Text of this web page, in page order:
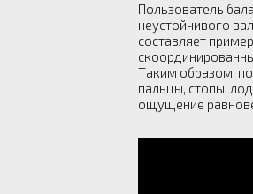
Пользователь
неустойчивого
составляет
Таким образом,
пальцы, стопы,
ощущение